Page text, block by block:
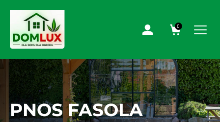
0
PNOS FASOLA